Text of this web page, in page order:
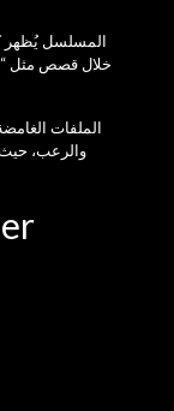
المسلسل يُظهر
خلال قصص مثل
والرعب،